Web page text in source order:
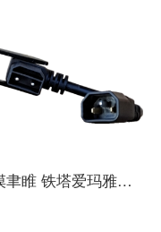
!!‼️摸聿睢 铁塔爱玛雅迪星恒锂电池電気车充电器转接头电源线插头输出转换线 铁塔星恒锂电加粗（三齿）